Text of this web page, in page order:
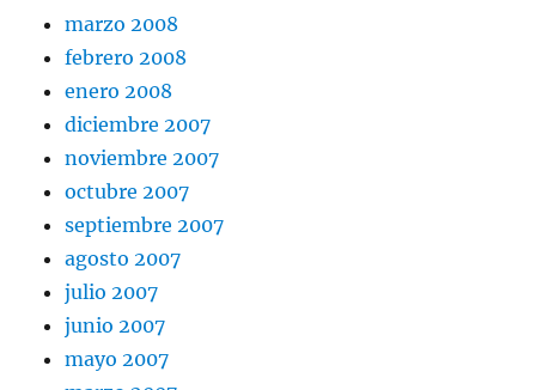
marzo 2008
febrero 2008
enero 2008
diciembre 2007
noviembre 2007
octubre 2007
septiembre 2007
agosto 2007
julio 2007
junio 2007
mayo 2007